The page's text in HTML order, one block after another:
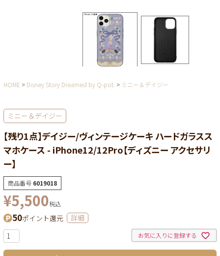
HOME Disney Story Dreamed by Q-pot. ミニー＆デイジー
ミニー＆デイジー
【残り1点】デイジー/ヴィンテージケーキ ハードガラスス
マホケース - iPhone12/12Pro【ディズニー アクセサリ
ー】
商品番号 6019018
¥5,500税込
50ポイント還元 詳細
お気に入りに登録する